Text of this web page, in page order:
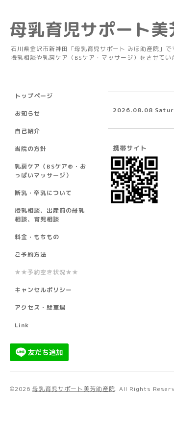
母乳育児サポート美
石川県金沢市新神田「母乳育児サポート みほ助産院」
授乳相談や乳房ケア（BSケア・マッサージ）をさせて
トップページ
お知らせ
自己紹介
当院の方針
乳房ケア（BSケア®︎・お
っぱいマッサージ）
断乳・卒乳について
授乳相談、出産前の母乳
相談、育児相談
料金・もちもの
ご予約方法
★★予約空き状況★★
キャンセルポリシー
アクセス・駐車場
Link
2026.08.08
携帯サイト
©2026 母乳育児サポート美芳助産院. All Rights